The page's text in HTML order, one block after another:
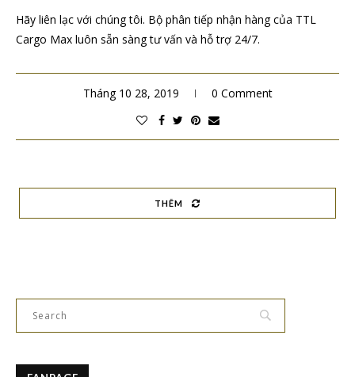
Hãy liên lạc với chúng tôi. Bộ phân tiếp nhận hàng của TTL
Cargo Max luôn sẵn sàng tư vấn và hỗ trợ 24/7.
Tháng 10 28, 2019 0 Comment
THÊM